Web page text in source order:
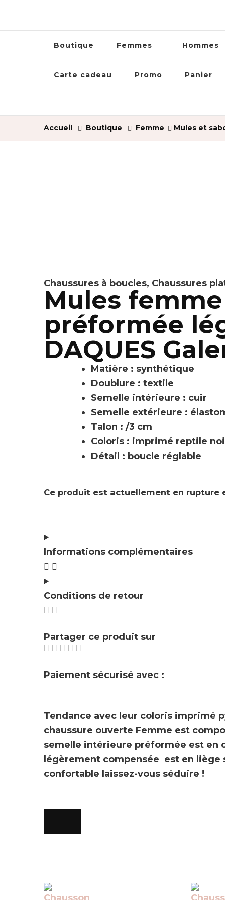
Boutique Femmes Hommes
Carte cadeau Promo Panier
Accueil Boutique Femme Mules et
Chaussures à boucles, Chaussures
Mules
préformée
DAQUES
Matière : synthétique
Doublure : textile
Semelle intérieure : cuir
Semelle extérieure :
Talon : /3 cm
Coloris : imprimé reptile
Détail : boucle réglable
Ce produit est actuellement en rupture
Informations complémentaires
Conditions de retour
Partager ce produit sur
Paiement sécurisé avec :
Tendance avec leur coloris imprimé
chaussure ouverte Femme est
semelle intérieure préformée est en
légèrement compensée est en liège
confortable laissez-vous séduire !